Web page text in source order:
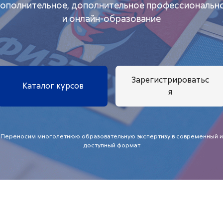
дополнительное
и онлайн-образование
Каталог курсов
Зарегистрироватьс
я
Переносим многолетнюю образовательную экспертизу в современный и
доступный формат